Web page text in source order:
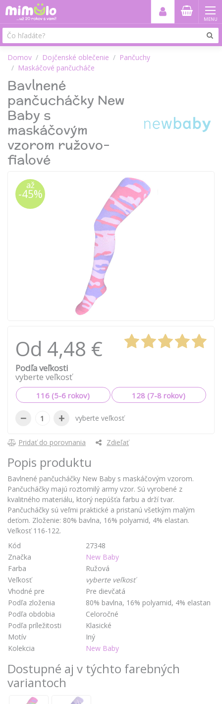
MENU
Domov Dojčenské oblečenie
Pančuchy
Maskáčové pančucháče
Bavlnené
pančucháčky New
Baby s
maskáčovým
vzorom ružovo-
fialové
až
-45%
Od 4,48 €
Podľa veľkosti
vyberte veľkosť
116 (5-6 rokov) 128 (7-8 rokov)
− + vyberte veľkosť
Pridať do porovnania Zdieľať
Popis produktu
Bavlnené pančucháčky New Baby s maskáčovým vzorom.
Pančucháčky majú roztomilý army vzor. Sú vyrobené z
kvalitného materiálu, ktorý nepúšťa farbu a drží tvar.
Pančucháčky sú veľmi praktické a pristanú všetkým malým
deťom. Zloženie: 80% bavlna, 16% polyamid, 4% elastan.
Veľkosť 116-122.
Kód
27348
Značka
New Baby
Farba
Ružová
Veľkosť
vyberte veľkosť
Vhodné pre
Pre dievčatá
Podľa zloženia
80% bavlna, 16% polyamid, 4% elastan
Podľa obdobia
Celoročné
Podľa príležitosti
Klasické
Motív
Iný
Kolekcia
New Baby
Dostupné aj v týchto farebných
variantoch